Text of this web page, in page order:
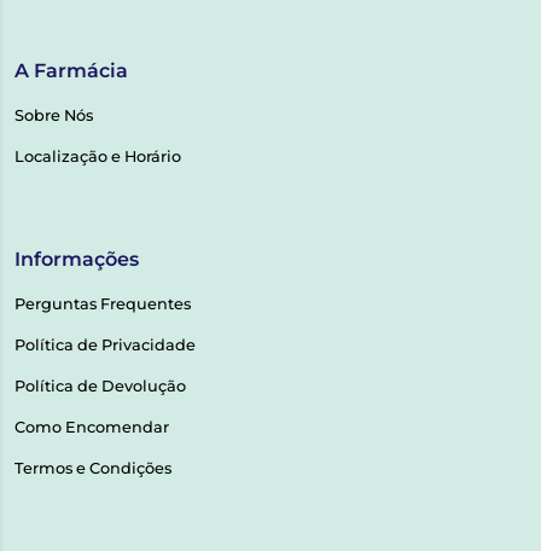
A Farmácia
Sobre Nós
Localização e Horário
Informações
Perguntas Frequentes
Política de Privacidade
Política de Devolução
Como Encomendar
Termos e Condições